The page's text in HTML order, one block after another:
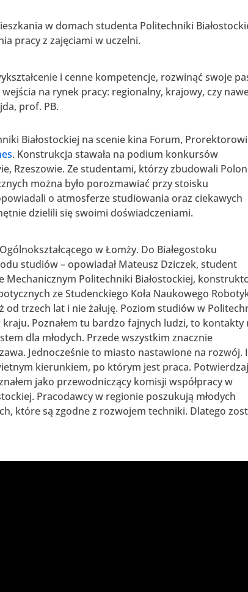
w domach studenta Politechniki
pracy z zajęciami w uczelni.
i cenne kompetencje, rozwinąć swoje
na rynek pracy: regionalny, krajowy, czy
prof. PB.
Białostockiej na scenie kina Forum,
. Konstrukcja stawała na podium konkursów
Rzeszowie. Ze studentami, którzy zbudowali
można było porozmawiać przy stoisku
o atmosferze studiowania oraz ciekawych
dzielili się swoimi doświadczeniami.
w Łomży. Do Białegostoku
studiów – opowiadał Mateusz Dziczek, student
Politechniki Białostockiej,
ze Studenckiego Koła Naukowego
od trzech lat i nie żałuję. Poziom studiów w
Poznałem tu bardzo fajnych ludzi, to kontakty
dla młodych. Przede wszystkim znacznie
Jednocześnie to miasto nastawione na rozwój.
kierunkiem, po którym jest praca.
jako przewodniczący komisji współpracy w
Pracodawcy w regionie poszukują młodych
które są zgodne z rozwojem techniki. Dlatego